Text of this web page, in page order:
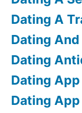
Dating A
Dating
Dating
Dating App
Dating